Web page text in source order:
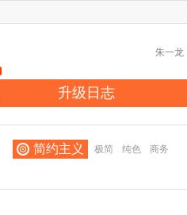
升级日志
简约主义 极简 纯色 商务